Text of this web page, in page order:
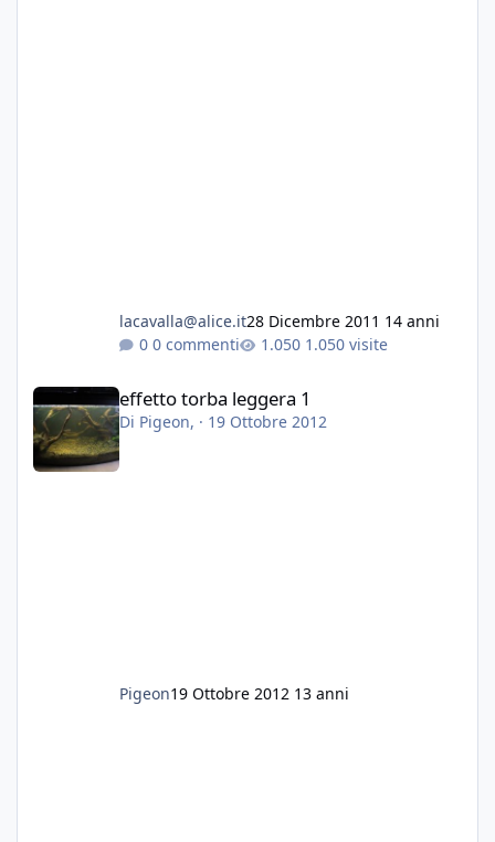
lacavalla@alice.it28 Dicembre 2011 14 anni
0 commenti
1.050 visite
effetto torba leggera 1
Di Pigeon, · 19 Ottobre 2012
Pigeon19 Ottobre 2012 13 anni